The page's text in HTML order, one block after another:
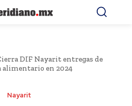
DIF Nayarit entregas de
alimentario en 2024
Nayarit